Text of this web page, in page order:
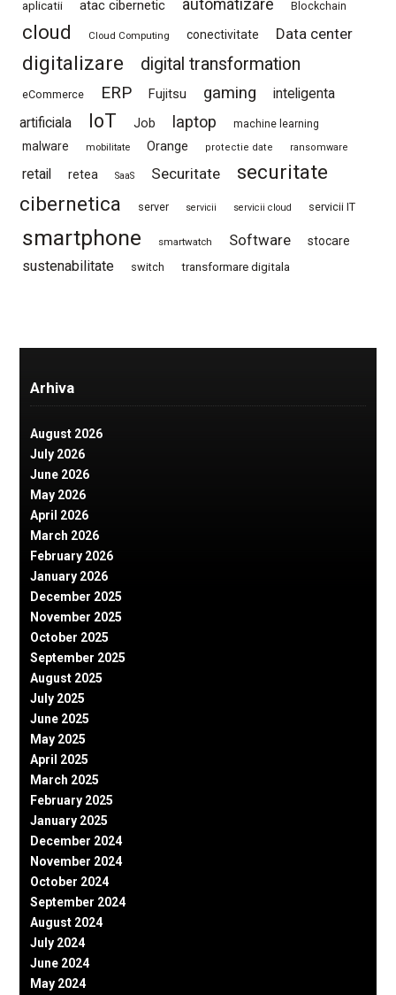
aplicatii atac cibernetic automatizare Blockchain
cloud Cloud Computing conectivitate Data center
digitalizare digital transformation
eCommerce ERP Fujitsu gaming
inteligenta
artificiala
IoT Job laptop machine learning
malware mobilitate Orange protectie date ransomware
retail retea SaaS Securitate
securitate
cibernetica
server servicii servicii cloud servicii IT
smartphone smartwatch Software stocare
sustenabilitate switch transformare digitala
Arhiva
August 2026
July 2026
June 2026
May 2026
April 2026
March 2026
February 2026
January 2026
December 2025
November 2025
October 2025
September 2025
August 2025
July 2025
June 2025
May 2025
April 2025
March 2025
February 2025
January 2025
December 2024
November 2024
October 2024
September 2024
August 2024
July 2024
June 2024
May 2024